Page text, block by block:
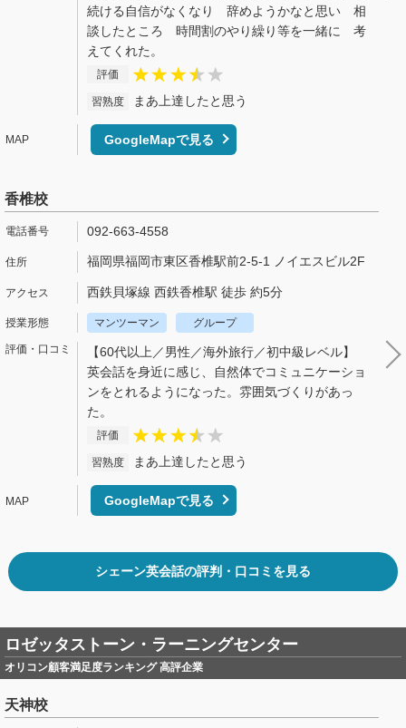
続ける自信がなくなり 辞めようかなと思い 相
談したところ 時間割のやり繰り等を一緒に 考
えてくれた。
評価
習熟度 まあ上達したと思う
GoogleMapで見る
香椎校
092-663-4558
福岡県福岡市東区香椎駅前2-5-1 ノイエスビル2F
西鉄貝塚線 西鉄香椎駅 徒歩 約5分
マンツーマン グループ
【60代以上／男性／海外旅行／初中級レベル】
英会話を身近に感じ、自然体でコミュニケーショ
ンをとれるようになった。雰囲気づくりがあっ
た。
評価
習熟度 まあ上達したと思う
GoogleMapで見る
シェーン英会話の評判・口コミを見る
ロゼッタストーン・ラーニングセンター
オリコン顧客満足度ランキング 高評企業
天神校